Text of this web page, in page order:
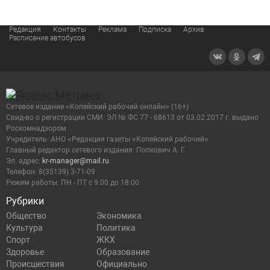
Редакция Контакты Реклама Подписка
Архив
Расписание автобусов
Рубрики
Общество
Экономика
Культура
Политика
Спорт
ЖКХ
Здоровье
Образование
Происшествия
Официально
Сетевое издание «Копейский рабочий онлайн» (16+)
Cвид-во о регистрации СМИ: ЭЛ № ФС 77 - 68613 от 03.02.2017 г. выдано
Роскомнадзором
Учредитель: АНО «Редакция газеты «Копейский рабочий»
Главный редактор сетевого издания: Попкович А. Г.
Эл. адрес: kr-manager@mail.ru
Телефон: 8(35139) 3-71-09
Режим работы: ПН - ПТ с 9:00 до 18:00